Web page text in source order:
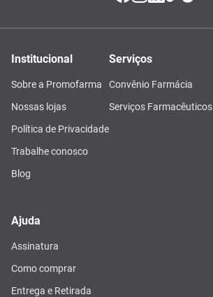
Institucional
Sobre a Promofarma
Nossas lojas
Política de Privacidade
Trabalhe conosco
Blog
Serviços
Convênio Farmácia
Serviços Farmacêuticos
Ajuda
Assinatura
Como comprar
Entrega e Retirada